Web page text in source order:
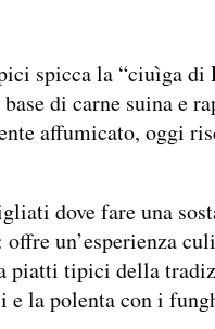
spicca la “ciuìga di
di carne suina e
affumicato, oggi
dove fare una
un’esperienza
piatti tipici della
e la polenta con i